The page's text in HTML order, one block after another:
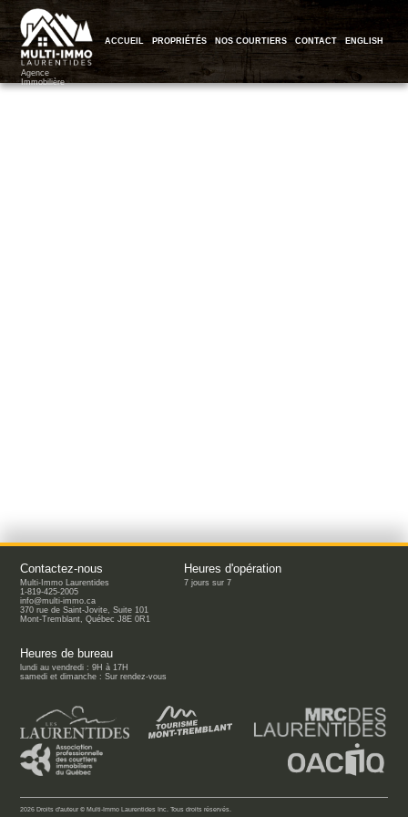
Agence
Immobilière
ACCUEIL PROPRIÉTÉS NOS COURTIERS CONTACT ENGLISH
Contactez-nous
Multi-Immo Laurentides
1-819-425-2005
info@multi-immo.ca
370 rue de Saint-Jovite, Suite 101
Mont-Tremblant, Québec J8E 0R1
Heures d'opération
7 jours sur 7
Heures de bureau
lundi au vendredi : 9H à 17H
samedi et dimanche : Sur rendez-vous
2026 Droits d'auteur © Multi-Immo Laurentides Inc. Tous droits réservés.